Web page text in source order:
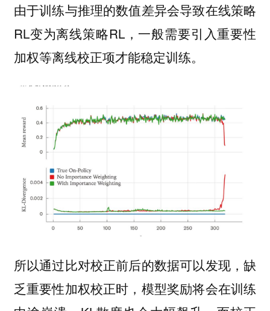
由于训练与推理的数值差异会导致在线策略
RL变为离线策略RL，一般需要引入重要性
加权等离线校正项才能稳定训练。
所以通过比对校正前后的数据可以发现，缺
乏重要性加权校正时，模型奖励将会在训练